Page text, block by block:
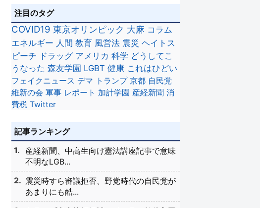
注目のタグ
COVID19 東京オリンピック 大麻 コラム
エネルギー 人間 教育 風営法 震災 ヘイトス
ピーチ ドラッグ アメリカ 科学 どうしてこ
うなった 森友学園 LGBT 健康 これはひどい
フェイクニュース デマ トランプ 京都 自民党
維新の会 軍事 レポート 加計学園 産経新聞 消
費税 Twitter
記事ランキング
産経新聞、中高生向け憲法講座記事で意味
不明なLGB...
震災時すら審議拒否、野党時代の自民党が
あまりにも酷...